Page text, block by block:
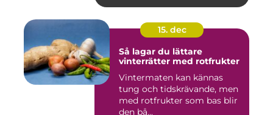
15. dec
Så lagar du lättare
vinterrätter med rotfrukter
Vintermaten kan kännas
tung och tidskrävande, men
med rotfrukter som bas blir
den bå...